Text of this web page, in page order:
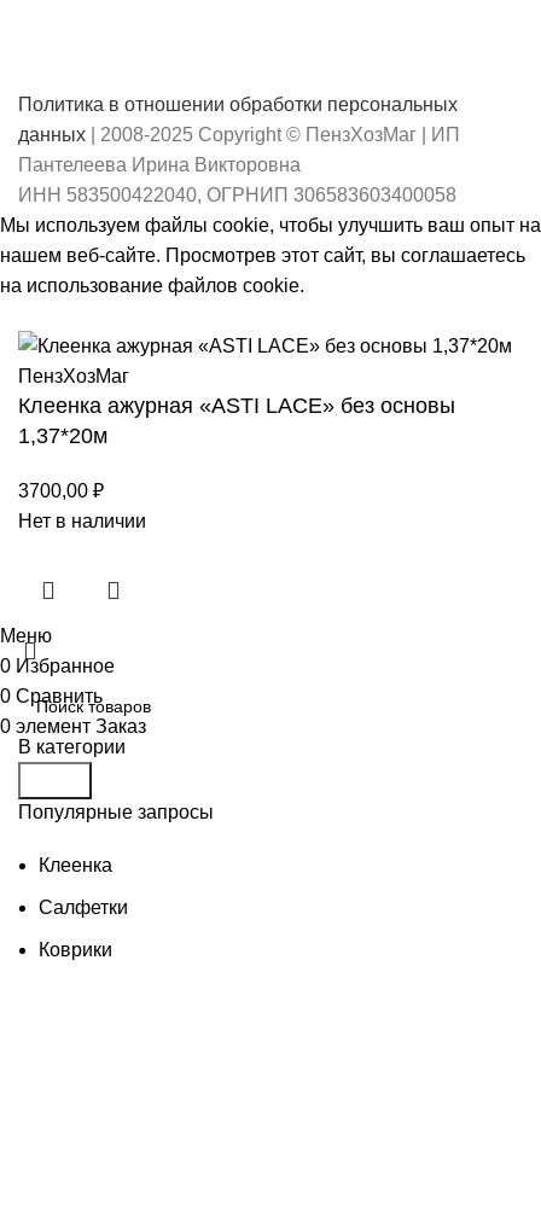
Политика в отношении обработки персональных
данных | 2008-2025 Copyright © ПензХозМаг | ИП
Пантелеева Ирина Викторовна
ИНН 583500422040, ОГРНИП 306583603400058
Мы используем файлы cookie, чтобы улучшить ваш опыт на
нашем веб-сайте. Просмотрев этот сайт, вы соглашаетесь
на использование файлов cookie.
Клеенка ажурная «ASTI LACE» без основы
1,37*20м
3700,00 ₽
Нет в наличии
В категории
Популярные запросы
Клеенка
Салфетки
Коврики
Меню
0 Избранное
0 Сравнить
0 элемент Заказ